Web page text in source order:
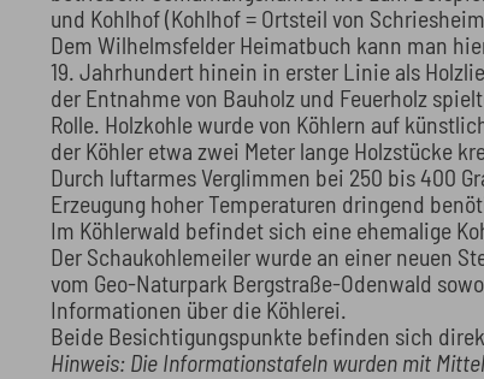
und Kohlhof (Kohlhof = Ortsteil von
Dem Wilhelmsfelder Heimatbuch kann man
19. Jahrhundert hinein in erster Linie als
der Entnahme von Bauholz und Feuerholz
Rolle. Holzkohle wurde von Köhlern auf
der Köhler etwa zwei Meter lange Holzstücke
Durch luftarmes Verglimmen bei 250 bis 400
Erzeugung hoher Temperaturen dringend
Im Köhlerwald befindet sich eine ehemalige
Der Schaukohlemeiler wurde an einer neuen
vom Geo-Naturpark Bergstraße-Odenwald
Informationen über die Köhlerei.
Beide Besichtigungspunkte befinden sich
Hinweis: Die Informationstafeln wurden mit